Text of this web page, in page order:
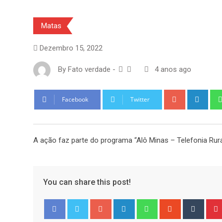
Matas
Dezembro 15, 2022
By Fato verdade - 4 anos ago
Facebook Twitter Google+
A ação faz parte do programa “Alô Minas – Telefonia
You can share this post!
Google+ LinkedIn WhatsappStumbleUpon
Tumblr